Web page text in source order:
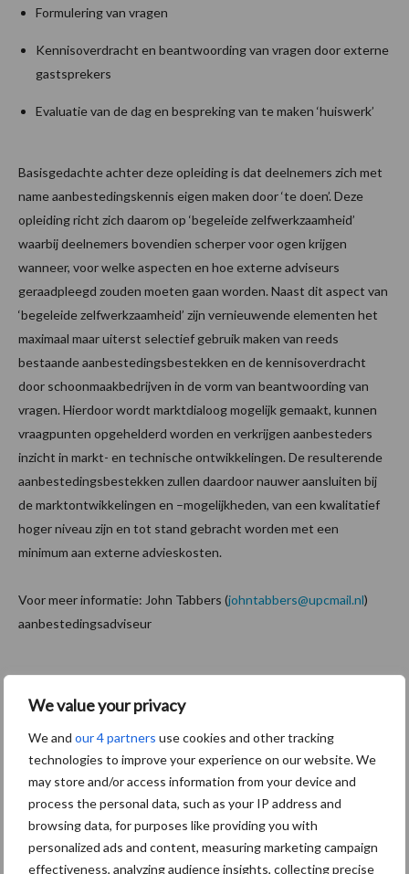
We value your privacy
We and our 4 partners use cookies and other tracking
technologies to improve your experience on our website. We
may store and/or access information from your device and
process the personal data, such as your IP address and
browsing data, for purposes like providing you with
personalized ads and content, measuring marketing campaign
effectiveness, analyzing audience insights, collecting precise
Formulering van vragen
Kennisoverdracht en beantwoording van vragen door externe
gastsprekers
Evaluatie van de dag en bespreking van te maken ‘huiswerk’
Basisgedachte achter deze opleiding is dat deelnemers zich met
name aanbestedingskennis eigen maken door ‘te doen’. Deze
opleiding richt zich daarom op ‘begeleide zelfwerkzaamheid’
waarbij deelnemers bovendien scherper voor ogen krijgen
wanneer, voor welke aspecten en hoe externe adviseurs
geraadpleegd zouden moeten gaan worden. Naast dit aspect van
‘begeleide zelfwerkzaamheid’ zijn vernieuwende elementen het
maximaal maar uiterst selectief gebruik maken van reeds
bestaande aanbestedingsbestekken en de kennisoverdracht
door schoonmaakbedrijven in de vorm van beantwoording van
vragen. Hierdoor wordt marktdialoog mogelijk gemaakt, kunnen
vraagpunten opgehelderd worden en verkrijgen aanbesteders
inzicht in markt- en technische ontwikkelingen. De resulterende
aanbestedingsbestekken zullen daardoor nauwer aansluiten bij
de marktontwikkelingen en –mogelijkheden, van een kwalitatief
hoger niveau zijn en tot stand gebracht worden met een
minimum aan externe advieskosten.
Voor meer informatie: John Tabbers (johntabbers@upcmail.nl)
aanbestedingsadviseur
Van onze partner Innovi
Beetle veegrobot: jouw
slimme hulp op de
werkvloer
Van onze partner The Legal